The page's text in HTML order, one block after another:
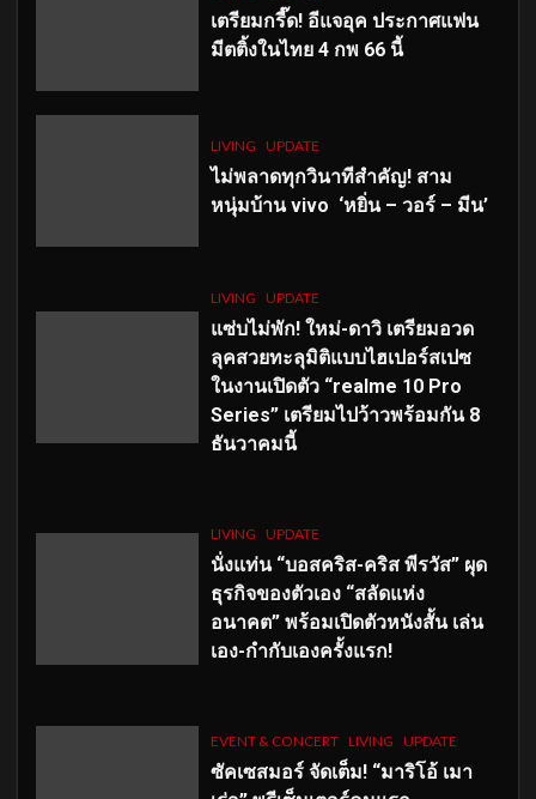
เตรียมกรี๊ด! อีแจอุค ประกาศแฟน
มีตติ้งในไทย 4 กพ 66 นี้
LIVING UPDATE
ไม่พลาดทุกวินาทีสำคัญ! สาม
หนุ่มบ้าน vivo ‘หยิ่น – วอร์ – มีน’
LIVING UPDATE
แซ่บไม่พัก! ใหม่-ดาวิ เตรียมอวด
ลุคสวยทะลุมิติแบบไฮเปอร์สเปซ
ในงานเปิดตัว “realme 10 Pro
Series” เตรียมไปว้าวพร้อมกัน 8
ธันวาคมนี้
LIVING UPDATE
นั่งแท่น “บอสคริส-คริส พีรวัส” ผุด
ธุรกิจของตัวเอง “สลัดแห่ง
อนาคต” พร้อมเปิดตัวหนังสั้น เล่น
เอง-กำกับเองครั้งแรก!
EVENT & CONCERT LIVING UPDATE
ซัคเซสมอร์ จัดเต็ม! “มาริโอ้ เมา